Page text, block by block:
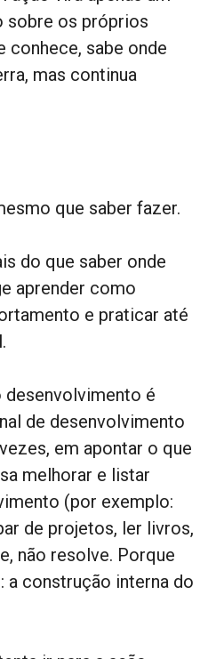
sobre os próprios
conhece, sabe onde
mas continua
que saber fazer.
do que saber onde
aprender como
e praticar até
desenvolvimento é
de desenvolvimento
em apontar o que
melhorar e listar
(por exemplo:
de projetos, ler livros,
não resolve. Porque
construção interna do